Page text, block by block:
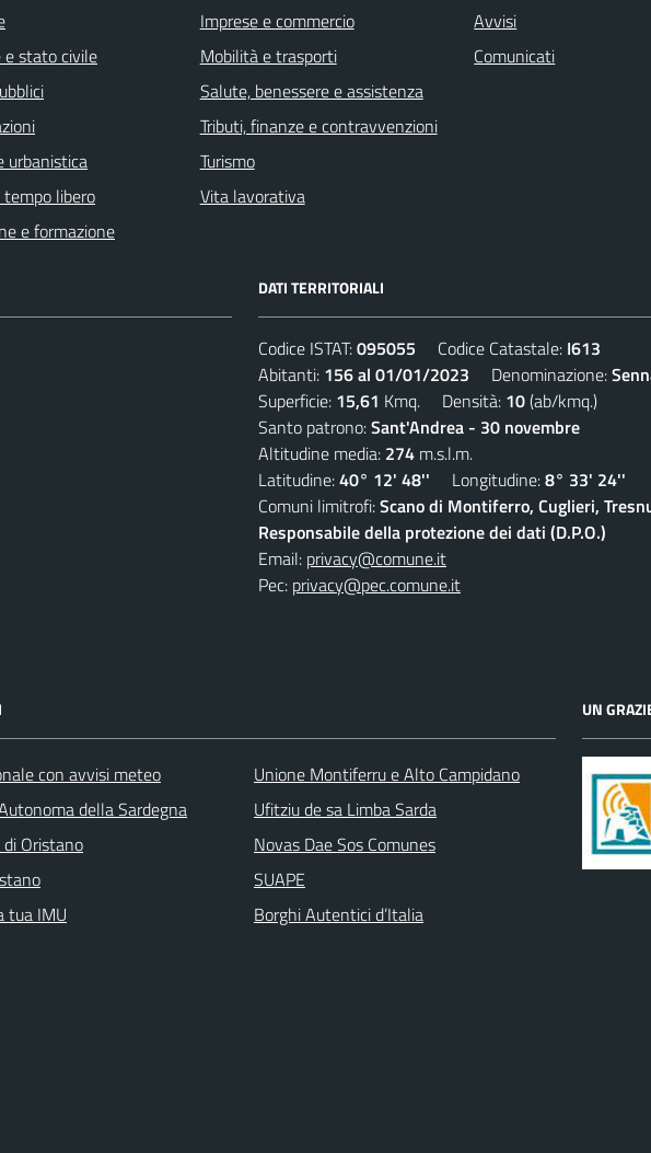
e stato civile
urbanistica
libero
e formazione
Imprese e commercio
Mobilità e trasporti
Salute, benessere e assistenza
Tributi, finanze e contravvenzioni
Turismo
Vita lavorativa
Avvisi
Comunicati
DATI TERRITORIALI
Codice ISTAT:095055 Codice Catastale: I613
Abitanti: 156 al 01/01/2023 Denominazione:
Superficie: 15,61 Kmq. Densità: 10(ab/kmq.)
Santo patrono:Sant'Andrea - 30 novembre
Altitudine media: 274 m.s.l.m.
Latitudine:40° 12' 48'' Longitudine:8° 33' 24''
Comuni limitrofi:Scano di Montiferro, Cuglieri,
Responsabile della protezione dei dati (D.P.O.)
Email: privacy@comune.it
Pec: privacy@pec.comune.it
con avvisi meteo
della Sardegna
Oristano
tua IMU
Unione Montiferru e Alto Campidano
Ufitziu de sa Limba Sarda
Novas Dae Sos Comunes
SUAPE
Borghi Autentici d’Italia
UN